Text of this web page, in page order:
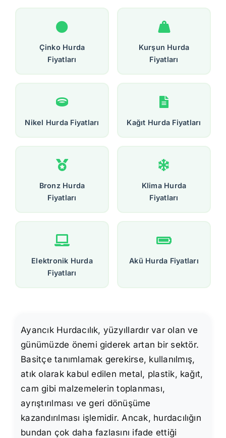
Çinko Hurda
Fiyatları
Kurşun Hurda
Fiyatları
Nikel Hurda Fiyatları Kağıt Hurda Fiyatları
Bronz Hurda
Fiyatları
Klima Hurda
Fiyatları
Elektronik Hurda
Fiyatları
Akü Hurda Fiyatları
Ayancık Hurdacılık, yüzyıllardır var olan ve
günümüzde önemi giderek artan bir sektör.
Basitçe tanımlamak gerekirse, kullanılmış,
atık olarak kabul edilen metal, plastik, kağıt,
cam gibi malzemelerin toplanması,
ayrıştırılması ve geri dönüşüme
kazandırılması işlemidir. Ancak, hurdacılığın
bundan çok daha fazlasını ifade ettiği